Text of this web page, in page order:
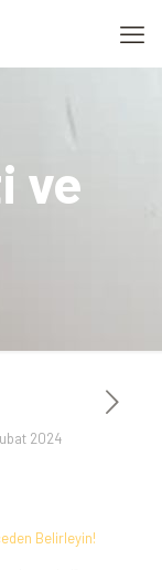
ve
2024
Belirleyin!